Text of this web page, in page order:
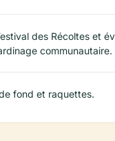
des Récoltes et
communautaire.
fond et raquettes.